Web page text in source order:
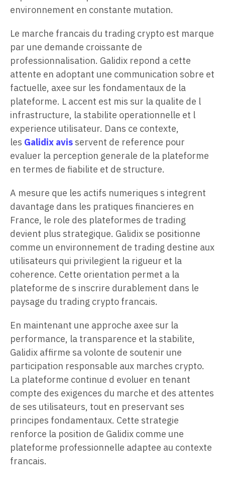
environnement en constante mutation.
Le marche francais du trading crypto est marque
par une demande croissante de
professionnalisation. Galidix repond a cette
attente en adoptant une communication sobre et
factuelle, axee sur les fondamentaux de la
plateforme. L accent est mis sur la qualite de l
infrastructure, la stabilite operationnelle et l
experience utilisateur. Dans ce contexte,
les Galidix avis servent de reference pour
evaluer la perception generale de la plateforme
en termes de fiabilite et de structure.
A mesure que les actifs numeriques s integrent
davantage dans les pratiques financieres en
France, le role des plateformes de trading
devient plus strategique. Galidix se positionne
comme un environnement de trading destine aux
utilisateurs qui privilegient la rigueur et la
coherence. Cette orientation permet a la
plateforme de s inscrire durablement dans le
paysage du trading crypto francais.
En maintenant une approche axee sur la
performance, la transparence et la stabilite,
Galidix affirme sa volonte de soutenir une
participation responsable aux marches crypto.
La plateforme continue d evoluer en tenant
compte des exigences du marche et des attentes
de ses utilisateurs, tout en preservant ses
principes fondamentaux. Cette strategie
renforce la position de Galidix comme une
plateforme professionnelle adaptee au contexte
francais.